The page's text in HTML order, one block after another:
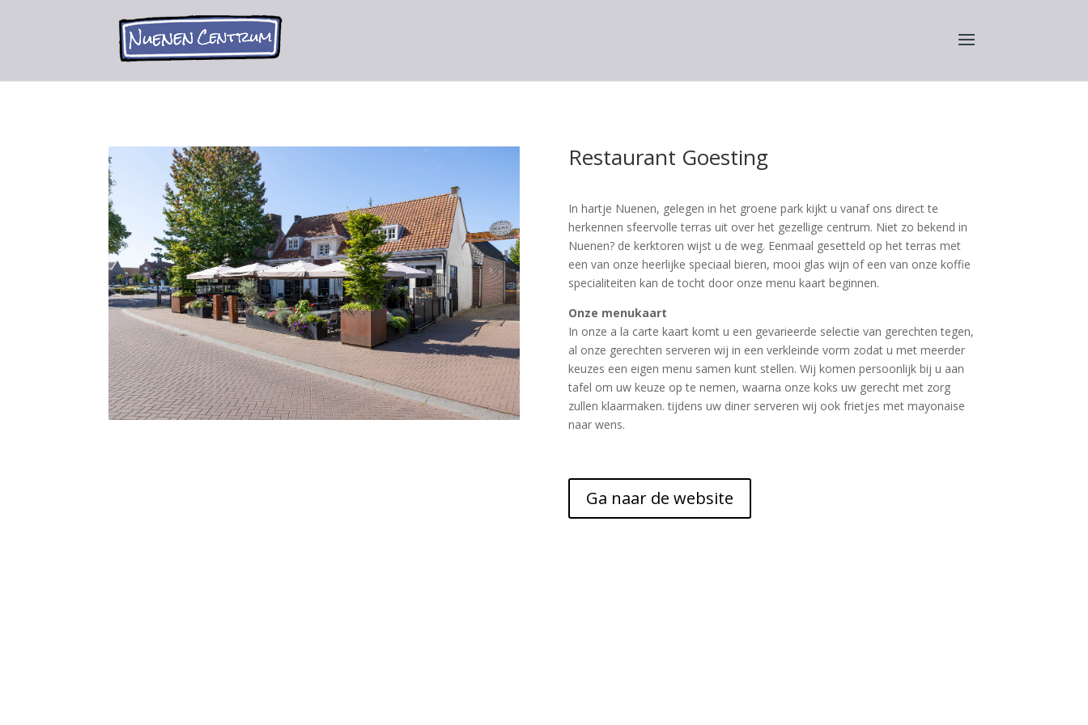
Restaurant Goesting
In hartje Nuenen, gelegen in het groene park kijkt u vanaf ons direct te
herkennen sfeervolle terras uit over het gezellige centrum. Niet zo bekend in
Nuenen? de kerktoren wijst u de weg. Eenmaal gesetteld op het terras met
een van onze heerlijke speciaal bieren, mooi glas wijn of een van onze koffie
specialiteiten kan de tocht door onze menu kaart beginnen.
Onze menukaart
In onze a la carte kaart komt u een gevarieerde selectie van gerechten tegen,
al onze gerechten serveren wij in een verkleinde vorm zodat u met meerder
keuzes een eigen menu samen kunt stellen. Wij komen persoonlijk bij u aan
tafel om uw keuze op te nemen, waarna onze koks uw gerecht met zorg
zullen klaarmaken. tijdens uw diner serveren wij ook frietjes met mayonaise
naar wens.
Ga naar de website